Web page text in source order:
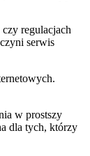
regulacjach
serwis
w prostszy
dla tych, którzy